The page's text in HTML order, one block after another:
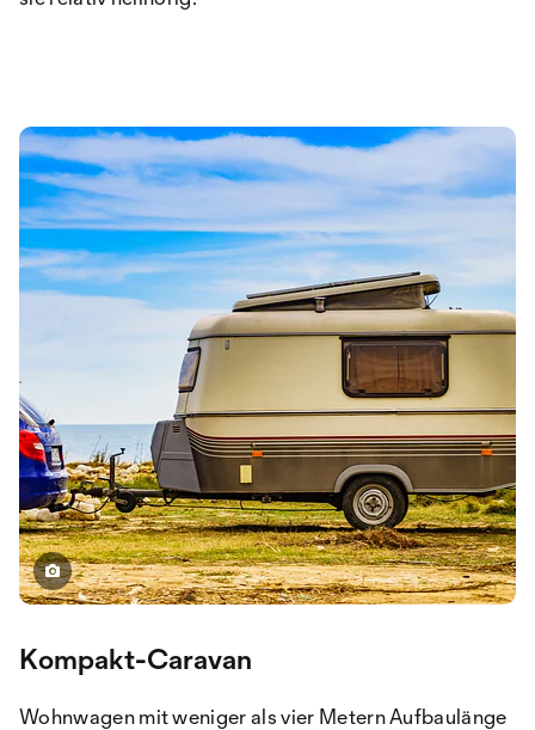
Kompakt-Caravan
Wohnwagen mit weniger als vier Metern Aufbaulänge